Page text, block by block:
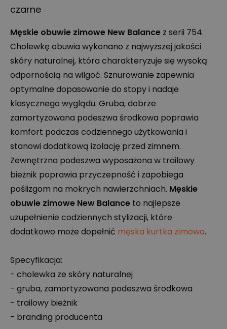
czarne
Męskie obuwie zimowe New Balance z serii 754.
Cholewkę obuwia wykonano z najwyższej jakości
skóry naturalnej, która charakteryzuje się wysoką
odpornością na wilgoć. Sznurowanie zapewnia
optymalne dopasowanie do stopy i nadaje
klasycznego wyglądu. Gruba, dobrze
zamortyzowana podeszwa środkowa poprawia
komfort podczas codziennego użytkowania i
stanowi dodatkową izolację przed zimnem.
Zewnętrzna podeszwa wyposażona w trailowy
bieżnik poprawia przyczepność i zapobiega
poślizgom na mokrych nawierzchniach. Męskie
obuwie zimowe New Balance to najlepsze
uzupełnienie codziennych stylizacji, które
dodatkowo może dopełnić męska kurtka zimowa.
Specyfikacja:
- cholewka ze skóry naturalnej
- gruba, zamortyzowana podeszwa środkowa
- trailowy bieżnik
- branding producenta